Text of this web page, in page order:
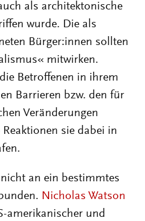
als architektonische
wurde. Die als
Bürger:innen sollten
mitwirken.
Betroffenen in ihrem
Barrieren bzw. den für
Veränderungen
sie dabei in
an ein bestimmtes
Nicholas Watson
amerikanischer und